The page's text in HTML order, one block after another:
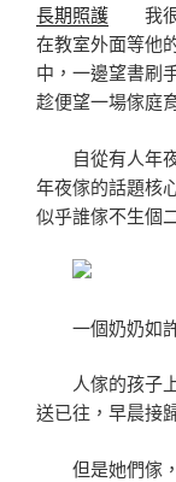
長期照護 我很
在教室外面等他
中，一邊望書刷
趁便望一場傢庭
自從有人年
年夜傢的話題核
似乎誰傢不生個
一個奶奶如許
人傢的孩子上
送已往，早晨接
但是她們傢，